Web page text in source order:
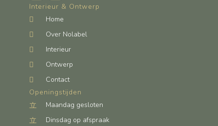
Interieur & Ontwerp
Home
Over Nolabel
Interieur
Ontwerp
Contact
Openingstijden
Maandag gesloten
Dinsdag op afspraak